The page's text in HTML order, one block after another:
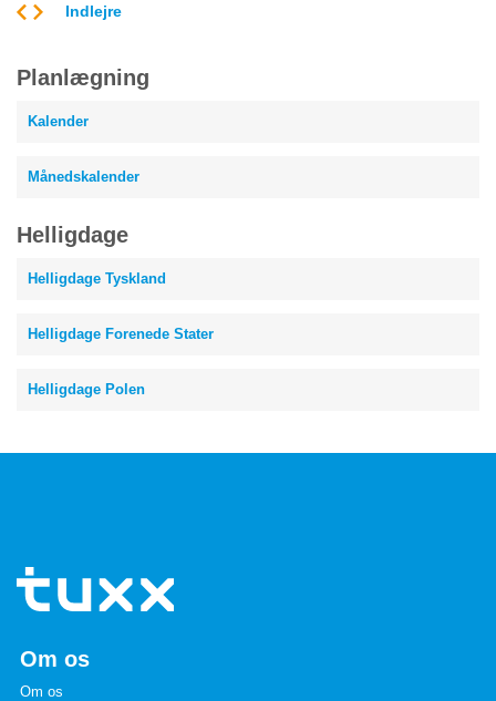
Indlejre
Planlægning
Kalender
Månedskalender
Helligdage
Helligdage Tyskland
Helligdage Forenede Stater
Helligdage Polen
Om os
Om os